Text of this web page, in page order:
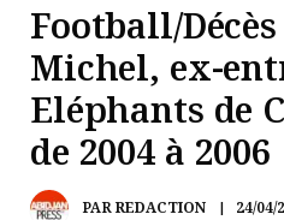
Football/
Michel, ex-
Eléphants de
de 2004 à 2006
PARREDACTION 24/04/